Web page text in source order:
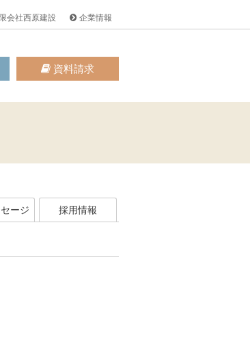
企業情報
会社西原建設
資料請求
ージ 採用情報